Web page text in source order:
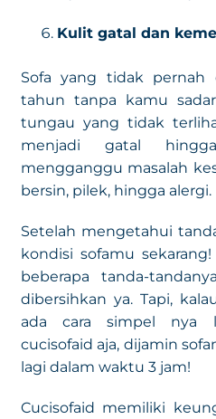
Kulit gatal dan
Sofa yang tidak pernah
tahun tanpa kamu
tungau yang tidak
menjadi gatal
mengganggu masalah
bersin, pilek, hingga alergi.
Setelah mengetahui
kondisi sofamu
beberapa tanda-
dibersihkan ya. Tapi,
ada cara simpel nya
cucisofaid aja, dijamin
lagi dalam waktu 3 jam!
Cucisofaid memiliki